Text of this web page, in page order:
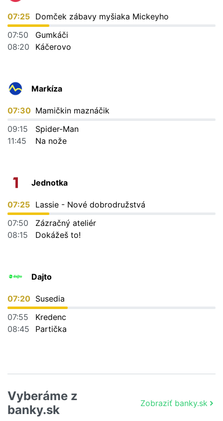
07:25 Domček zábavy myšiaka Mickeyho
07:50
Gumkáči
08:20
Káčerovo
Markíza
07:30 Mamičkin maznáčik
09:15
Spider-Man
11:45
Na nože
Jednotka
07:25 Lassie - Nové dobrodružstvá
07:50
Zázračný ateliér
08:15
Dokážeš to!
Dajto
07:20 Susedia
07:55
Kredenc
08:45
Partička
Vyberáme z
banky.sk
Zobraziť banky.sk